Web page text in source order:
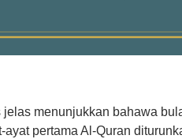
jelas menunjukkan bahawa
ayat pertama Al-Quran